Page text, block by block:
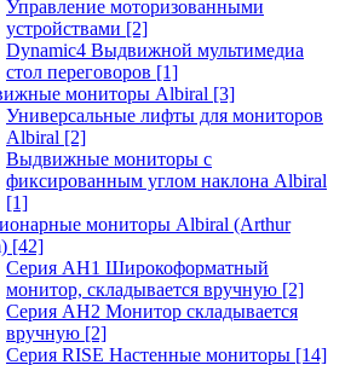
Управление моторизованными
устройствами [2]
Dynamic4 Выдвижной мультимедиа
стол переговоров [1]
мониторы Albiral [3]
Универсальные лифты для мониторов
Albiral [2]
Выдвижные мониторы с
фиксированным углом наклона Albiral
[1]
мониторы Albiral (Arthur
[42]
Серия AH1 Широкоформатный
монитор, складывается вручную [2]
Серия AH2 Монитор складывается
вручную [2]
Серия RISE Настенные мониторы [14]